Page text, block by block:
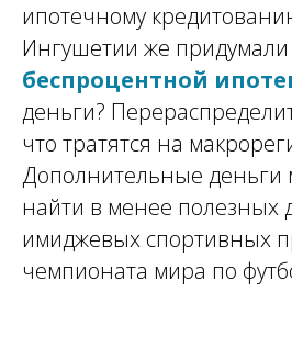
ипотечному
Ингушетии же придумали
беспроцентной
деньги?
что тратятся на
Дополнительные деньги
найти в менее полезных
имиджевых спортивных
чемпионата мира по